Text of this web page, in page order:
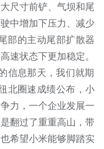
尺寸前铲、气坝和尾
中增加下压力、减少
部的主动尾部扩散器
速状态下更加稳定。
信息那天，我们就期
北圈速成绩公布，小
力，一个企业发展一
翻过了重重高山，带
希望小米能够脚踏实